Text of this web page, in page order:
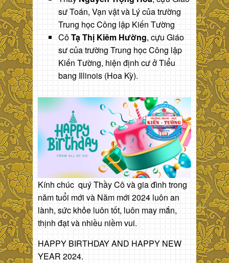
sư Toán, Vạn vật và Lý của trường
Trung học Công lập Kiến Tường
CôTạ Thị Kiêm Hường, cựu Giáo
sư của trường Trung học Công lập
Kiến Tường, hiện định cư ở Tiểu
bang Illinois (Hoa Kỳ).
Kính chúc quý Thầy Cô và gia đình trong
năm tuổi mới và Năm mới 2024 luôn an
lành, sức khỏe luôn tốt, luôn may mắn,
thịnh đạt và nhiều niềm vui.
HAPPY BIRTHDAY AND HAPPY NEW
YEAR 2024.